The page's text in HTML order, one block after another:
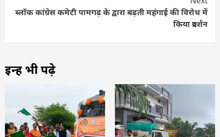
ब्लॉक कांग्रेस कमेटी पामगढ़ के द्वारा बढ़ती महंगाई की विरोध में
किया प्रदर्शन
इन्हें भी पढ़े